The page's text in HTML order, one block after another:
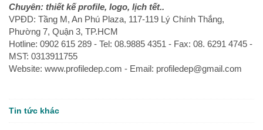
Chuyên: thiết kế profile, logo, lịch tết..
VPÐD: Tầng M, An Phú Plaza, 117-119 Lý Chính Thắng,
Phường 7, Quận 3, TP.HCM
Hotline: 0902 615 289 - Tel: 08.9885 4351 - Fax: 08. 6291 4745 -
MST: 0313911755
Website: www.profiledep.com - Email: profiledep@gmail.com
Tin tức khác